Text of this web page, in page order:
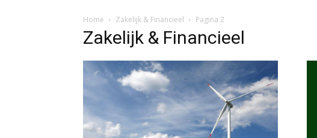
Home Zakelijk & Financieel Pagina 2
Zakelijk & Financieel